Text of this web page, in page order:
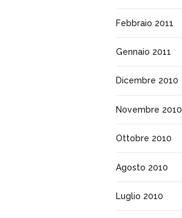
Febbraio 2011
Gennaio 2011
Dicembre 2010
Novembre 2010
Ottobre 2010
Agosto 2010
Luglio 2010